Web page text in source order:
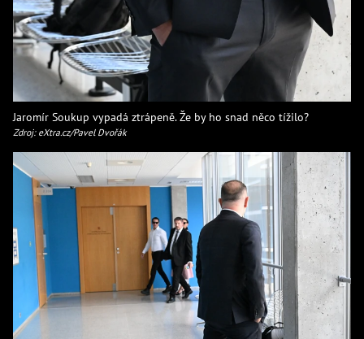
Jaromír Soukup vypadá ztrápeně. Že by ho snad něco tížilo?
Zdroj: eXtra.cz/Pavel Dvořák